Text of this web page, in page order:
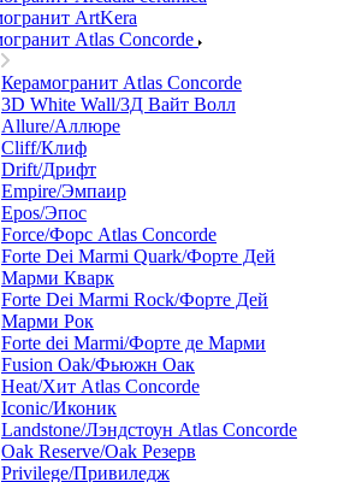
ArtKera
Atlas Concorde
Керамогранит Atlas Concorde
3D White Wall/3Д Вайт Волл
Allure/Аллюрe
Cliff/Клиф
Drift/Дрифт
Empire/Эмпаир
Epos/Эпос
Force/Фoрс Atlas Concorde
Forte Dei Marmi Quark/Форте Дей
Марми Кварк
Forte Dei Marmi Rock/Форте Дей
Марми Рок
Forte dei Marmi/Форте де Марми
Fusion Oak/Фьюжн Оак
Heat/Xит Atlas Concorde
Iconic/Иконик
Landstone/Лэндстоун Atlas Concorde
Oak Reserve/Оak Резepв
Privilege/Привиледж